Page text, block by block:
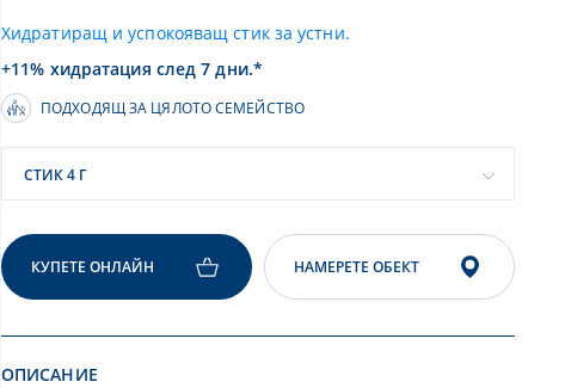
Хидратиращ и успокояващ стик за устни.
+11% хидратация след 7 дни.*
ПОДХОДЯЩ ЗА ЦЯЛОТО СЕМЕЙСТВО
СТИК 4 Г
КУПЕТЕ ОНЛАЙН НАМЕРЕТЕ ОБЕКТ
ОПИСАНИЕ